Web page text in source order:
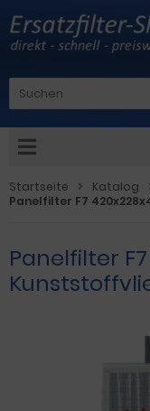
Startseite Katalog
Panelfilter F7
Panelfilter